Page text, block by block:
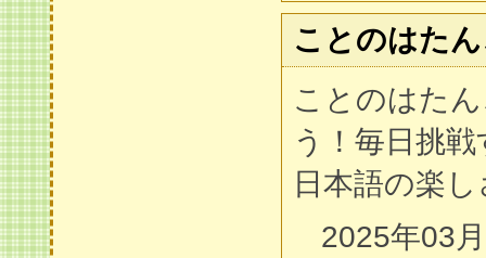
ことのはた
ことのはた
う！毎日挑
日本語の楽
2025年03